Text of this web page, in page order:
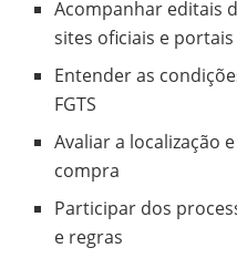
Acompanhar editais
sites oficiais e
Entender as
FGTS
Avaliar a localização
compra
Participar dos
e regras